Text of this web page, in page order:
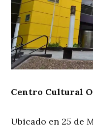
Centro Cultural
Ubicado en 25 de